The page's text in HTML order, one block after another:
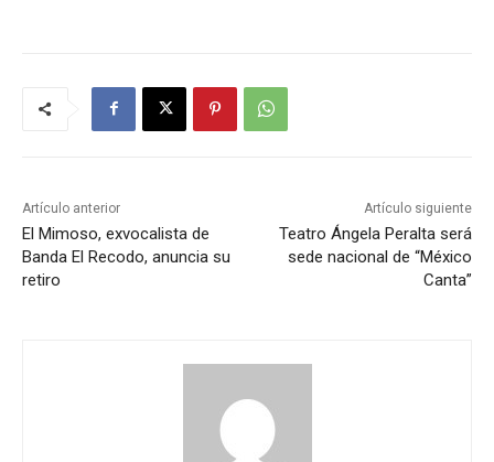
Artículo anterior
El Mimoso, exvocalista de
Banda El Recodo, anuncia su
retiro
Artículo siguiente
Teatro Ángela Peralta será
sede nacional de “México
Canta”